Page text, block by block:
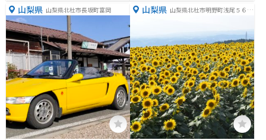
山梨県 山梨県北杜市長坂町富岡 山梨県 山梨県北杜市明野町浅尾５６６